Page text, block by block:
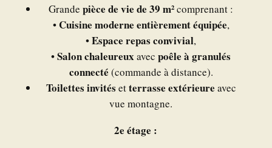
Grandepièce de vie de 39 m²comprenant :
• Cuisine moderne entièrement équipée,
•Espace repas convivial,
•Salon chaleureux avecpoêle à granulés
connecté (commande à distance).
Toilettes invités etterrasse extérieure avec
vue montagne.
2e étage :